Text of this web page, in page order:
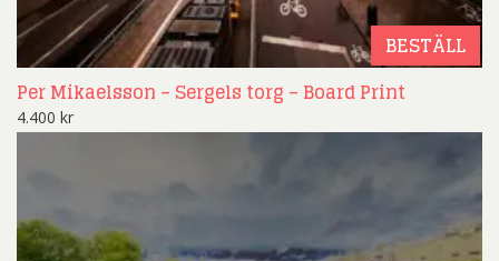
BESTÄLL
Per Mikaelsson – Sergels torg – Board Print
4.400 kr